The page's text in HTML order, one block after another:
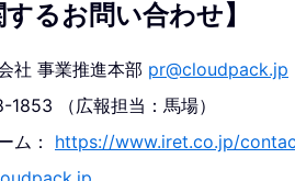
するお問い合わせ】
社 事業推進本部 pr@cloudpack.jp
（広報担当：馬場）
ム： https://www.iret.co.jp/